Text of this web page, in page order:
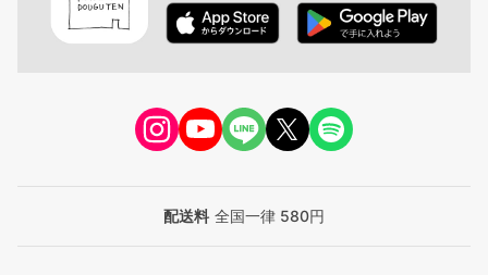
配送料 全国一律 580円